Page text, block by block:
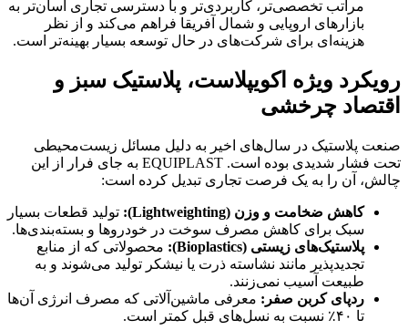
مراتب تخصصی‌تر، کاربردی‌تر و با دسترسی تجاری آسان‌تر به
بازارهای اروپایی و شمال آفریقا فراهم می‌کند و از نظر
هزینه‌ای برای شرکت‌های در حال توسعه بسیار بهینه‌تر است.
رویکرد ویژه اکویپلاست، پلاستیک سبز و
اقتصاد چرخشی
صنعت پلاستیک در سال‌های اخیر به دلیل مسائل زیست‌محیطی
تحت فشار شدیدی بوده است. EQUIPLAST به جای فرار از این
چالش، آن را به یک فرصت تجاری تبدیل کرده است:
کاهش ضخامت و وزن (
Lightweighting
): تولید قطعات بسیار
سبک برای کاهش مصرف سوخت در خودروها و بسته‌بندی‌ها.
پلاستیک‌های زیستی (
Bioplastics
): محصولاتی که از منابع
تجدیدپذیر مانند نشاسته ذرت یا نیشکر تولید می‌شوند و به
طبیعت آسیب نمی‌زنند.
ردپای کربن صفر: معرفی ماشین‌آلاتی که مصرف انرژی آن‌ها
تا ۴۰٪ نسبت به نسل‌های قبل کمتر است.